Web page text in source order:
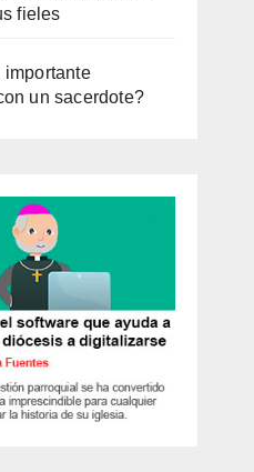
fieles
importante
un sacerdote?